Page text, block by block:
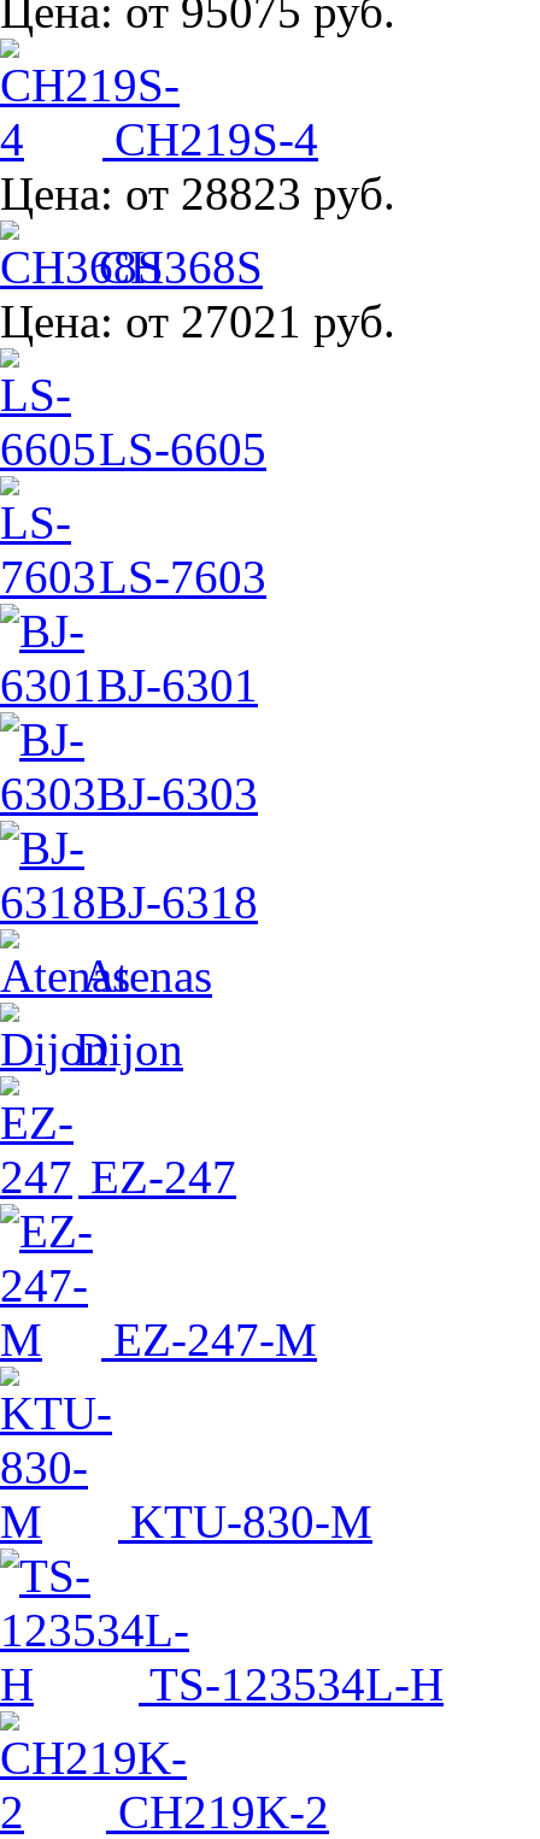
Цена: от 95075 руб.
CH219S-4
Цена: от 28823 руб.
CH368S
Цена: от 27021 руб.
LS-6605
LS-7603
BJ-6301
BJ-6303
BJ-6318
Atenas
Dijon
EZ-247
EZ-247-M
KTU-830-M
TS-123534L-H
CH219K-2